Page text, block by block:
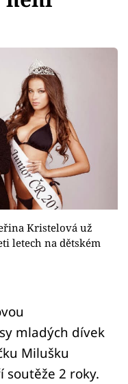
Kristelová už
letech na dětském
mladých dívek
Milušku
2 roky.